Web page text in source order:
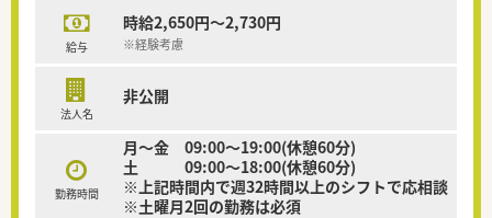
給与
時給2,650円～2,730円
※経験考慮
法人名
非公開
勤務時間
月～金 09:00～19:00(休憩60分)
土 09:00～18:00(休憩60分)
※上記時間内で週32時間以上のシフトで応相談
※土曜月2回の勤務は必須